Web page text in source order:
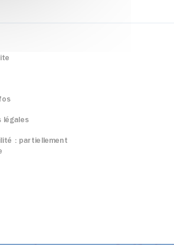
légales
: partiellement